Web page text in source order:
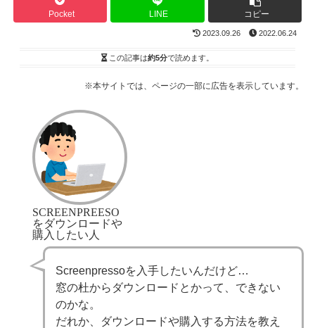
Pocket LINE コピー
2023.09.26 2022.06.24
この記事は約5分で読めます。
※本サイトでは、ページの一部に広告を表示しています。
SCREENPREESO
をダウンロードや
購入したい人
Screenpressoを入手したいんだけど…
窓の杜からダウンロードとかって、できない
のかな。
だれか、ダウンロードや購入する方法を教え